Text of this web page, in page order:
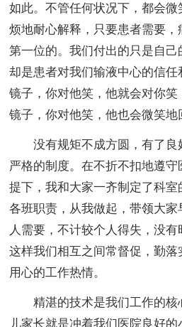
如此。不管任何状况下，都会
烦地耐心解释，只要患者需要
第一位的。我们付出的只是自
却是患者对我们输液中心的信
镜子，你对他笑，他就会对你
镜子，你对他笑，他也会微笑地
没有规矩不成方圆，有了
严格的制度。在不折不扣地遵
提下，我和大家一齐制定了科
各班职责，从我做起，带领大
人需要，不计较个人得失，没有
这样我们相互之间常督促，勤
用心的工作热情。
精湛的技术是我们工作的
儿家长就是冲着我们医院良好